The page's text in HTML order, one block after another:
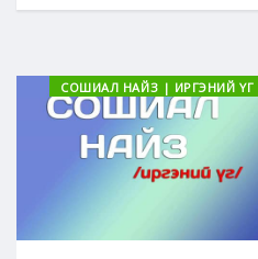
СОШИАЛ НАЙЗ | ИРГЭНИЙ ҮГ